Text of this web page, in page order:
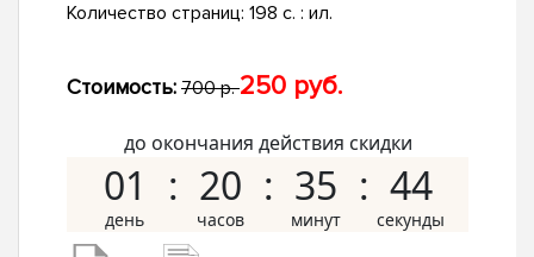
Количество страниц: 198 с. : ил.
Стоимость: 700 р.250 руб.
до окончания действия скидки
01 20 35 43